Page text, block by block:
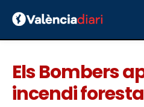
Els Bombers
incendi